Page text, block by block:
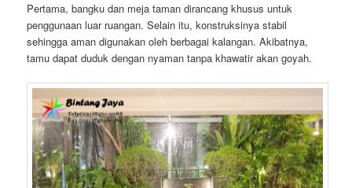
Pertama, bangku dan meja taman dirancang khusus untuk
penggunaan luar ruangan. Selain itu, konstruksinya stabil
sehingga aman digunakan oleh berbagai kalangan. Akibatnya,
tamu dapat duduk dengan nyaman tanpa khawatir akan goyah.